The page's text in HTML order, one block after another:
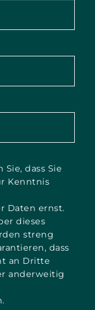
dass Sie
Kenntnis
Daten ernst.
dieses
streng
dass
an Dritte
anderweitig